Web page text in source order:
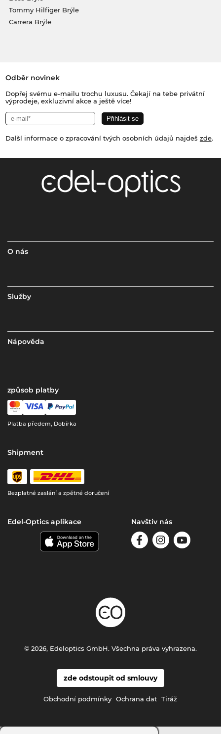
Tommy Hilfiger Brýle
Carrera Brýle
Odběr novinek
Dopřej svému e-mailu trochu luxusu. Čekají na tebe privátní
výprodeje, exkluzivní akce a ještě více!
Další informace o zpracování tvých osobních údajů najdeš zde.
O nás
Služby
Nápověda
způsob platby
Platba předem, Dobírka
Shipment
Bezplatné zaslání a zpětné doručení
Edel-Optics aplikace Navštiv nás
zde odstoupit od smlouvy
Obchodní podmínky Ochrana dat Tiráž
© 2026, Edeloptics GmbH. Všechna práva vyhrazena.